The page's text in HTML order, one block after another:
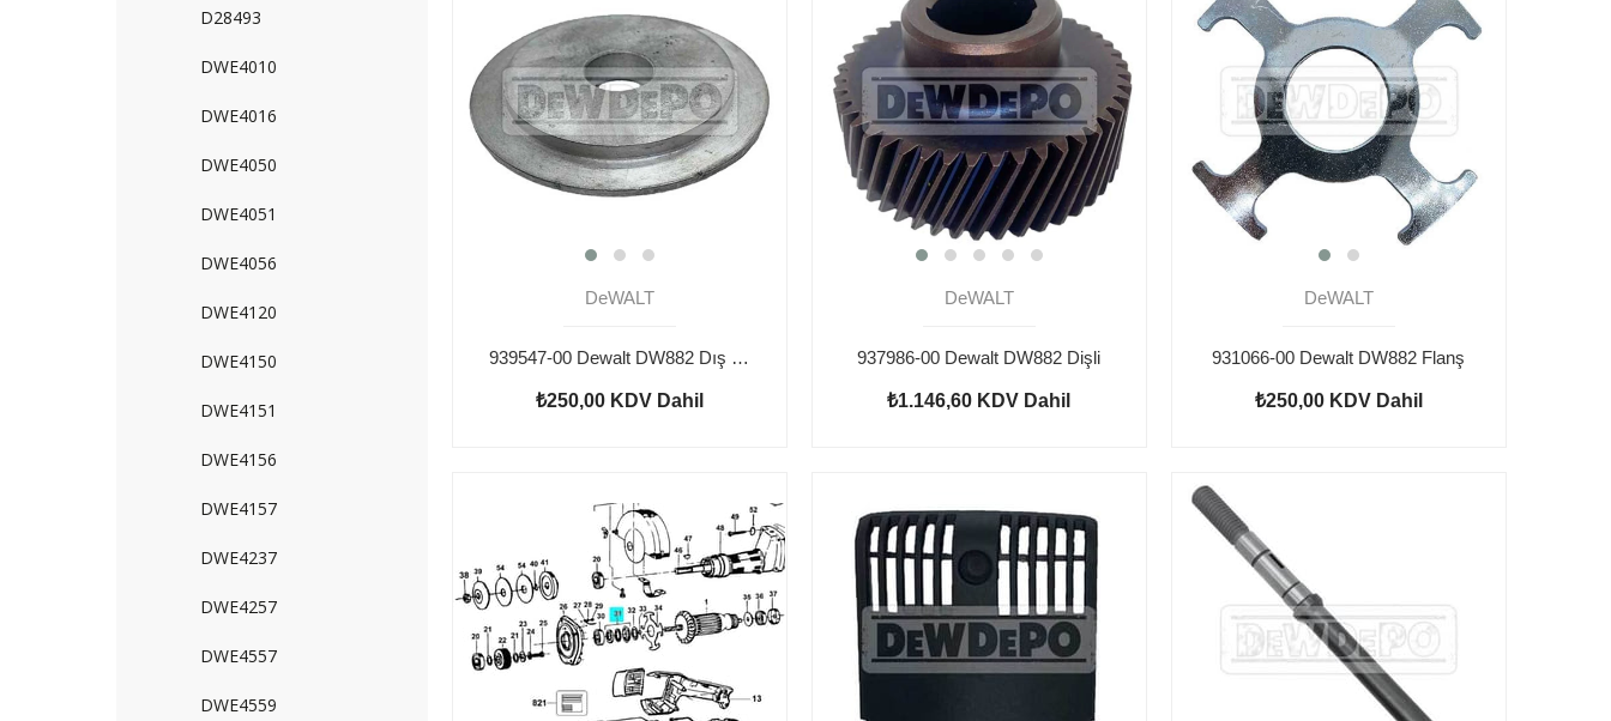
D28493
DWE4010
DWE4016
DWE4050
DWE4051
DWE4056
DWE4120
DWE4150
DWE4151
DWE4156
DWE4157
DWE4237
DWE4257
DWE4557
DWE4559
DeWALT
939547-00 Dewalt DW882 Dış Flanş
₺250,00 KDV Dahil
DeWALT
937986-00 Dewalt DW882 Dişli
₺1.146,60 KDV Dahil
DeWALT
931066-00 Dewalt DW882 Flanş
₺250,00 KDV Dahil